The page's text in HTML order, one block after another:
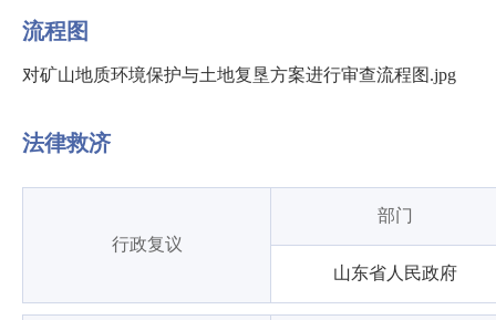
流程图
对矿山地质环境保护与土地复垦方案进行审查流程图.jpg
法律救济
行政复议
部门
山东省人民政府